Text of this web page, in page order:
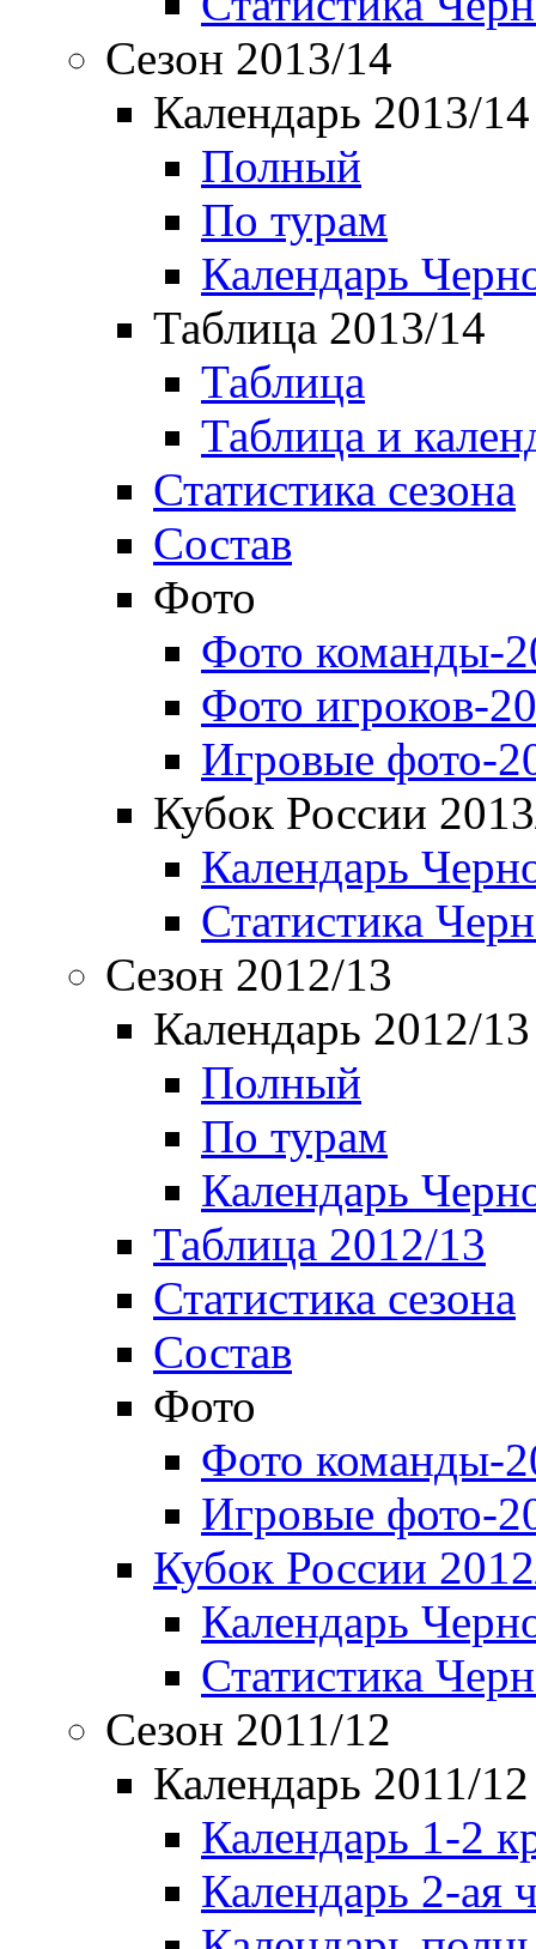
Сезон 2013/14
Календарь 2013/14
Полный
По турам
Календарь
Таблица 2013/14
Таблица
Таблица и
Статистика сезона
Состав
Фото
Фото команды-
Фото игроков-
Игровые фото-
Кубок России
Календарь
Статистика
Сезон 2012/13
Календарь 2012/13
Полный
По турам
Календарь
Таблица 2012/13
Статистика сезона
Состав
Фото
Фото команды-
Игровые фото-
Кубок России
Календарь
Статистика
Сезон 2011/12
Календарь 2011/12
Календарь 1-2
Календарь 2-ая